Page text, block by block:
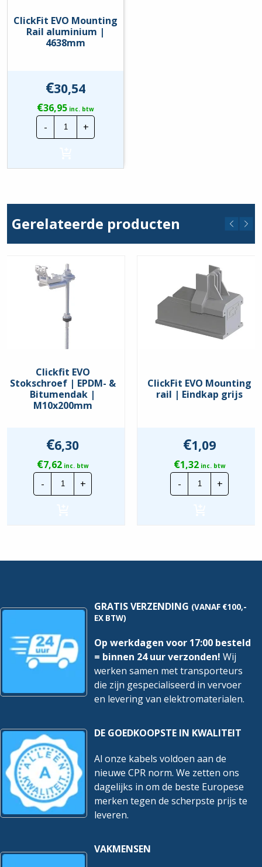
ClickFit EVO Mounting
Rail aluminium |
4638mm
€30,54
€36,95 inc. btw
-
ClickFit
EVO
Mounting
|
+
Gerelateerde producten
Clickfit EVO
Stokschroef | EPDM- &
Bitumendak |
M10x200mm
€6,30
€7,62inc. btw
-
Clickfit
EVO
Stokschroef
hoeveelheid
+
ClickFit EVO Mounting
rail | Eindkap grijs
€1,09
€1,32inc. btw
-
ClickFit
EVO
Mounting
+
GRATIS VERZENDING (VANAF €100,-
EX BTW)
Op werkdagen voor 17:00 besteld
= binnen 24 uur verzonden! Wij
werken samen met transporteurs
die zijn gespecialiseerd in vervoer
en levering van elektromaterialen.
DE GOEDKOOPSTE IN KWALITEIT
Al onze kabels voldoen aan de
nieuwe CPR norm. We zetten ons
dagelijks in om de beste Europese
merken tegen de scherpste prijs te
leveren.
VAKMENSEN